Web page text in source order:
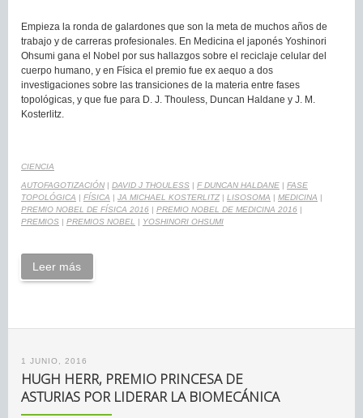
Empieza la ronda de galardones que son la meta de muchos años de
trabajo y de carreras profesionales. En Medicina el japonés Yoshinori
Ohsumi gana el Nobel por sus hallazgos sobre el reciclaje celular del
cuerpo humano, y en Física el premio fue ex aequo a dos
investigaciones sobre las transiciones de la materia entre fases
topológicas, y que fue para D. J. Thouless, Duncan Haldane y J. M.
Kosterlitz.
CIENCIA
AUTOFAGOTIZACIÓN | DAVID J THOULESS | F DUNCAN HALDANE | FASE
TOPOLÓGICA | FÍSICA | JA MICHAEL KOSTERLITZ| LISOSOMA | MEDICINA |
PREMIO NOBEL DE FÍSICA 2016 | PREMIO NOBEL DE MEDICINA 2016 |
PREMIOS | PREMIOS NOBEL | YOSHINORI OHSUMI
Leer más
1 JUNIO, 2016
HUGH HERR, PREMIO PRINCESA DE
ASTURIAS POR LIDERAR LA BIOMECÁNICA